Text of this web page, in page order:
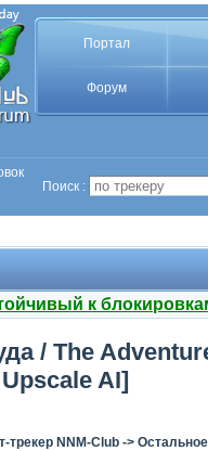
Портал
Форум
Поиск :
к
/ The
AI]
трекер NNM-Club -> Остальное